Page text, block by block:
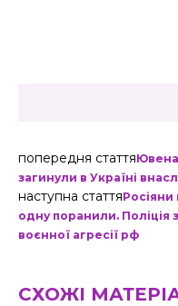
попередня стаття
загинули в Україні
наступна стаття
одну поранили. Поліція
воєнної агресії рф
СХОЖІ